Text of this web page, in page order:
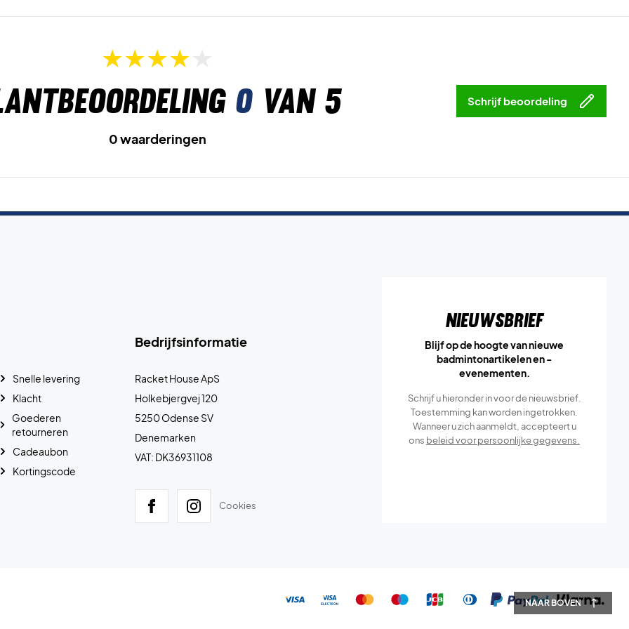
NAAR BOVEN
0van 5 Schrijf beoordeling
0 waarderingen
Bedrijfsinformatie
Racket House ApS
Holkebjergvej 120
5250 Odense SV
Denemarken
VAT: DK36931108
Cookies
Snelle levering
Klacht
Goederen
retourneren
Cadeaubon
Kortingscode
Nieuwsbrief
Blijf op de hoogte van nieuwe
badmintonartikelen en -
evenementen.
Schrijf u hieronder in voor de nieuwsbrief.
Toestemming kan worden ingetrokken.
Wanneer u zich aanmeldt, accepteert u
ons beleid voor persoonlijke gegevens.